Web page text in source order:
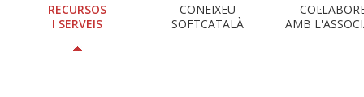
RECURSOS
I SERVEIS
CONEIXEU
SOFTCATALÀ
AMB